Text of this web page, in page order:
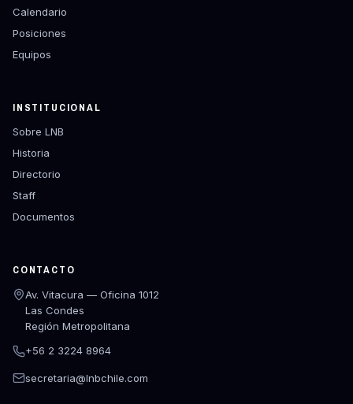
Calendario
Posiciones
Equipos
INSTITUCIONAL
Sobre LNB
Historia
Directorio
Staff
Documentos
CONTACTO
Av. Vitacura — Oficina 1012
Las Condes
Región Metropolitana
+56 2 3224 8964
secretaria@lnbchile.com